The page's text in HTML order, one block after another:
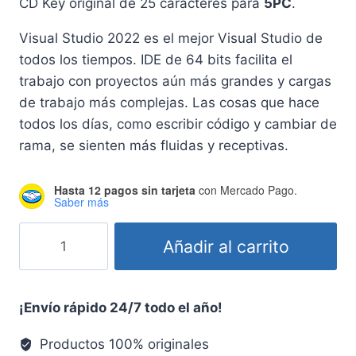
CD Key original de 25 caracteres para 5PC.
Visual Studio 2022 es el mejor Visual Studio de
todos los tiempos. IDE de 64 bits facilita el
trabajo con proyectos aún más grandes y cargas
de trabajo más complejas. Las cosas que hace
todos los días, como escribir código y cambiar de
rama, se sienten más fluidas y receptivas.
Hasta 12 pagos sin tarjeta con Mercado Pago.
Saber más
2022
Key
Digital
Añadir al carrito
¡Envío rápido 24/7 todo el año!
Productos 100% originales